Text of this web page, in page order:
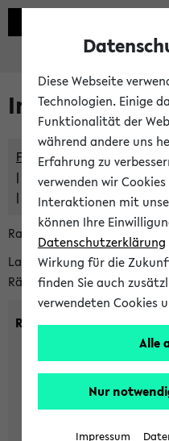
Im eKVV
Freie Räume und
Raumüberschneidungen
Hinweise der zentralen
Raumanfragen:
Lassen Sie sich alle Räume
Räumen mit bestimmten
Raumkriterien:
max. Plätze:
Diese Webseite
Technologien. Einige
Funktionalität der
während andere uns
Erfahrung zu
verwenden wir
Interaktionen mit
können Ihre
Datenschutzerklärung
Wirkung für die
finden Sie auch
verwendeten Cookies
Alle
Nur
Impressum